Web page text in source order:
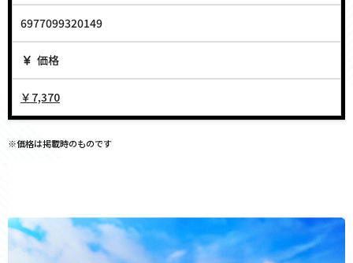
6977099320149
価格
￥7,370
※価格は掲載時のものです